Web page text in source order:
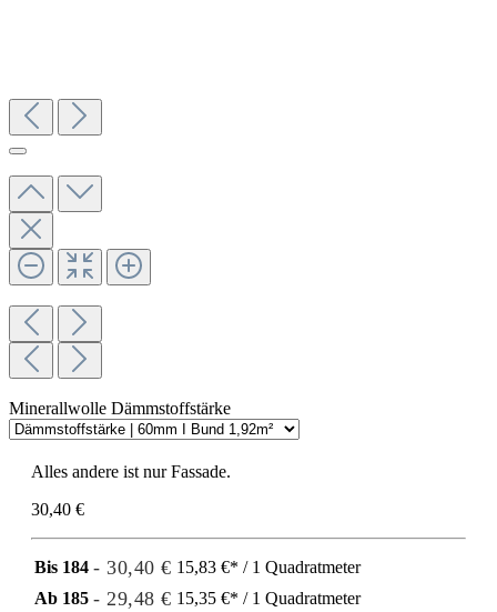
Minerallwolle Dämmstoffstärke
Alles andere ist nur Fassade.
30,40 €
Bis 184 - 30,40 € 15,83 €* / 1 Quadratmeter
Ab 185 - 29,48 € 15,35 €* / 1 Quadratmeter